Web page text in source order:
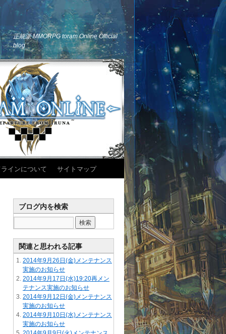
正統派 MMORPG toram Online Official
blog
インについて サイトマップ
ブログ内を検索
関連と思われる記事
2014年9月26日(金)メンテナンス
実施のお知らせ
2014年9月17日(水)19:20再メン
テナンス実施のお知らせ
2014年9月12日(金)メンテナンス
実施のお知らせ
2014年9月10日(水)メンテナンス
実施のお知らせ